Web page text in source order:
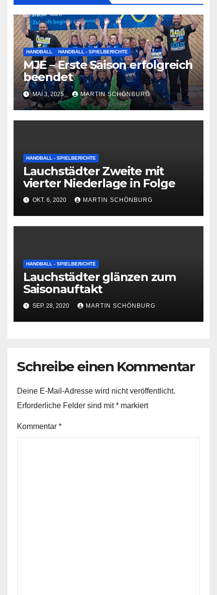
HANDBALL HANDBALL - SPIELBERICHTE
MJE – Erste Saison erfolgreich
beendet
MAI 3, 2025 MARTIN SCHÖNBURG
HANDBALL - SPIELBERICHTE
Lauchstädter Zweite mit
vierter Niederlage in Folge
OKT. 6, 2020 MARTIN SCHÖNBURG
HANDBALL - SPIELBERICHTE
Lauchstädter glänzen zum
Saisonauftakt
SEP. 28, 2020 MARTIN SCHÖNBURG
Schreibe einen Kommentar
Deine E-Mail-Adresse wird nicht veröffentlicht.
Erforderliche Felder sind mit* markiert
Kommentar *